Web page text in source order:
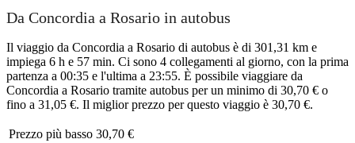
Da Concordia a Rosario in autobus
Il viaggio da Concordia a Rosario di autobus è di 301,31 km e
impiega 6 h e 57 min. Ci sono 4 collegamenti al giorno, con la prima
partenza a 00:35 e l'ultima a 23:55. È possibile viaggiare da
Concordia a Rosario tramite autobus per un minimo di 30,70 € o
fino a 31,05 €. Il miglior prezzo per questo viaggio è 30,70 €.
Prezzo più basso 30,70 €